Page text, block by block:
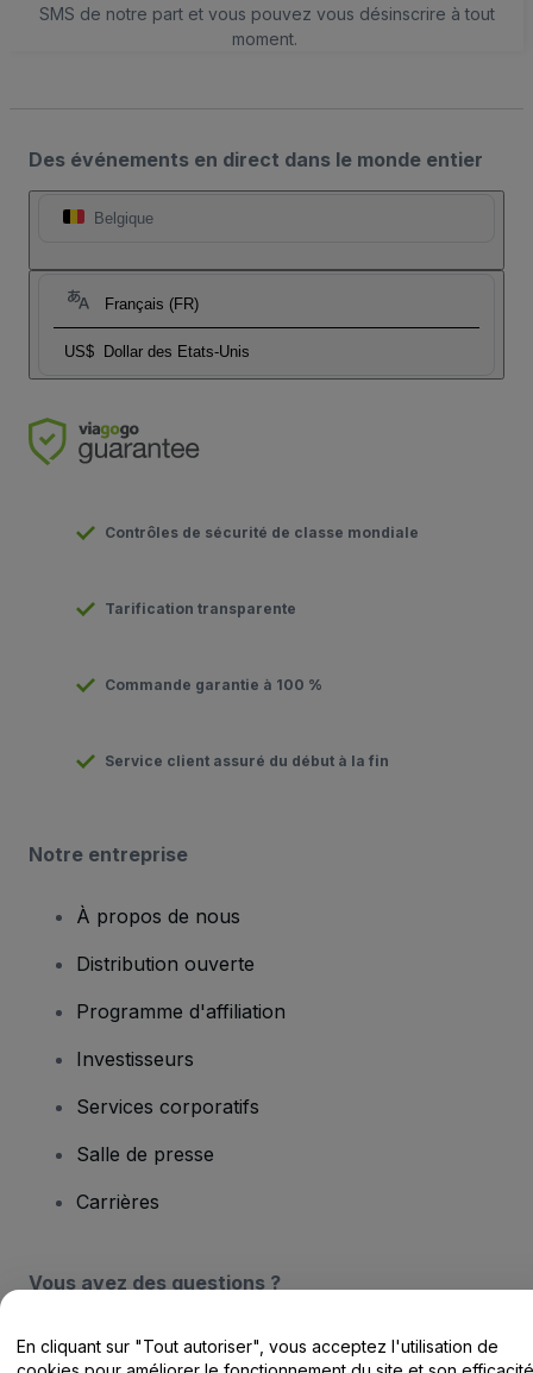
SMS de notre part et vous pouvez vous désinscrire à tout
moment.
Des événements en direct dans le monde entier
Belgique
Français (FR)
US$ Dollar des Etats-Unis
Contrôles de sécurité de classe mondiale
Tarification transparente
Commande garantie à 100 %
Service client assuré du début à la fin
Notre entreprise
À propos de nous
Distribution ouverte
Programme d'affiliation
Investisseurs
Services corporatifs
Salle de presse
Carrières
Vous avez des questions ?
Centre d'assistance / Nous contacter
En cliquant sur "Tout autoriser", vous acceptez l'utilisation de